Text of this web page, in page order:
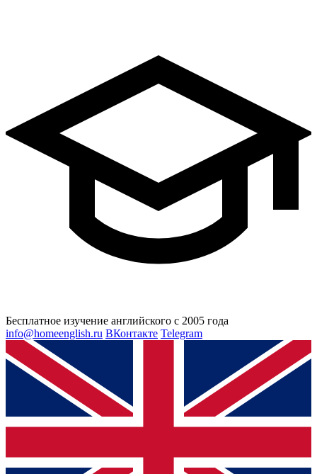
Бесплатное изучение английского с 2005 года
info@homeenglish.ru ВКонтакте Telegram